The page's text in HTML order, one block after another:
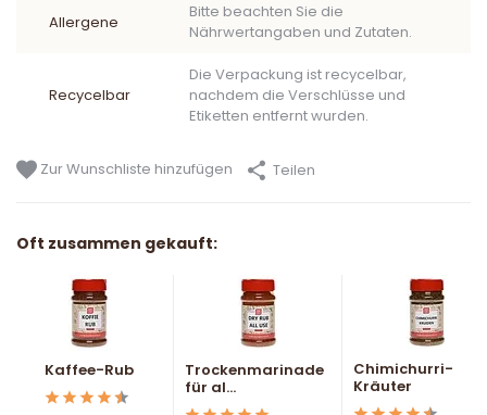
Allergene
Bitte beachten Sie die
Nährwertangaben und Zutaten.
Recycelbar
Die Verpackung ist recycelbar,
nachdem die Verschlüsse und
Etiketten entfernt wurden.
Zur Wunschliste hinzufügen Teilen
Oft zusammen gekauft:
Kaffee-Rub
Trockenmarinade
für al...
Chimichurri-
Kräuter